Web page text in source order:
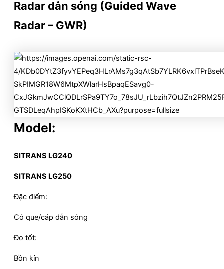
Radar dẫn sóng (Guided Wave
Radar – GWR)
Model:
SITRANS LG240
SITRANS LG250
Đặc điểm:
Có que/cáp dẫn sóng
Đo tốt:
Bồn kín